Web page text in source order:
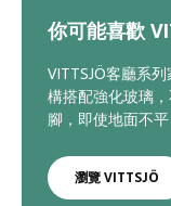
你可能喜歡
VITTSJÖ客廳系
構搭配強化玻璃
腳，即使地面不平
瀏覽 VITTSJÖ